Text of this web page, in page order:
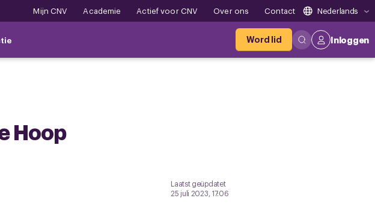
Mijn CNV Academie Actief voor CNV Over ons Contact Nederlands
Word lid Inloggen
Hoop
Laatst geüpdatet
25 juli 2023, 17:06